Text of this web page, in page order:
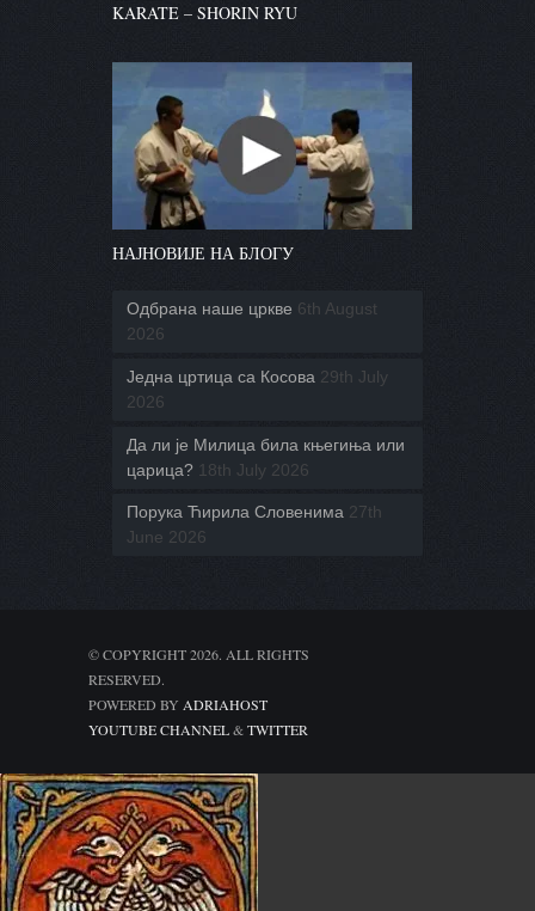
KARATE – SHORIN RYU
НАЈНОВИЈЕ НА БЛОГУ
Одбрана наше цркве 6th August
2026
Једна цртица са Косова 29th July
2026
Да ли је Милица била књегиња или
царица? 18th July 2026
Порука Ћирила Словенима 27th
June 2026
© COPYRIGHT 2026. ALL RIGHTS
RESERVED.
POWERED BY ADRIAHOST
YOUTUBE CHANNEL& TWITTER